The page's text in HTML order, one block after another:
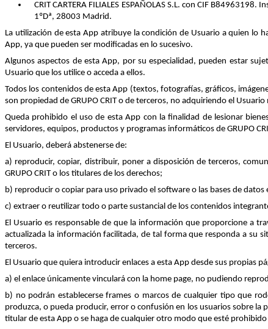
CRIT CARTERA FILIALES ESPAÑOLAS S.L. con CIF
1ºDª, 28003 Madrid.
La utilización de esta App atribuye la condición de Usuario a quien lo
App, ya que pueden ser modificadas en lo sucesivo.
Algunos aspectos de esta App, por su especialidad, pueden estar
Usuario que los utilice o acceda a ellos.
Todos los contenidos de esta App (textos, fotografías, gráficos,
son propiedad de GRUPO CRIT o de terceros, no adquiriendo el
Queda prohibido el uso de esta App con la finalidad de lesionar
servidores, equipos, productos y programas informáticos de GRUPO
El Usuario, deberá abstenerse de:
a) reproducir, copiar, distribuir, poner a disposición de terceros,
GRUPO CRIT o los titulares de los derechos;
b) reproducir o copiar para uso privado el software o las bases de
c) extraer o reutilizar todo o parte sustancial de los contenidos
El Usuario es responsable de que la información que proporcione a
actualizada la información facilitada, de tal forma que responda a su
terceros.
El Usuario que quiera introducir enlaces a esta App desde sus propias
a) el enlace únicamente vinculará con la home page, no pudiendo
b) no podrán establecerse frames o marcos de cualquier tipo que
produzca, o pueda producir, error o confusión en los usuarios sobre
titular de esta App o se haga de cualquier otro modo que esté prohibido